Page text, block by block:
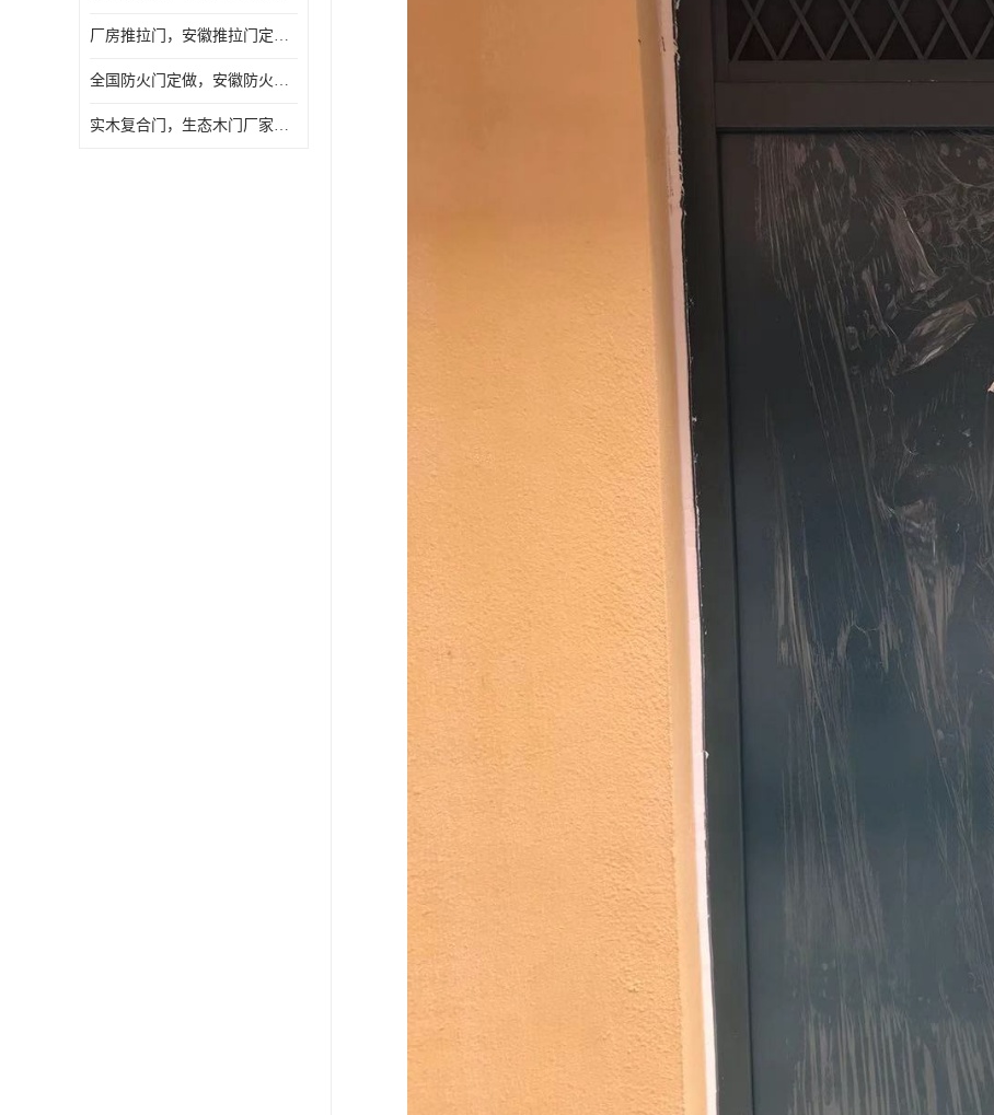
厂房推拉门，安徽推拉门定做，夹芯板平移大门
全国防火门定做，安徽防火门批发，防火门价格
实木复合门，生态木门厂家，免漆门定做，安徽木门厂家直销